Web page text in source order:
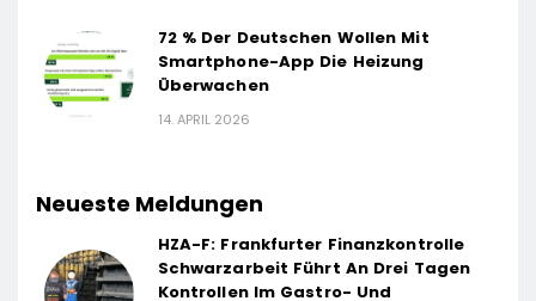
72 % Der Deutschen Wollen Mit
Smartphone-App Die Heizung
Überwachen
14. APRIL 2026
Neueste Meldungen
HZA-F: Frankfurter Finanzkontrolle
Schwarzarbeit Führt An Drei Tagen
Kontrollen Im Gastro- Und